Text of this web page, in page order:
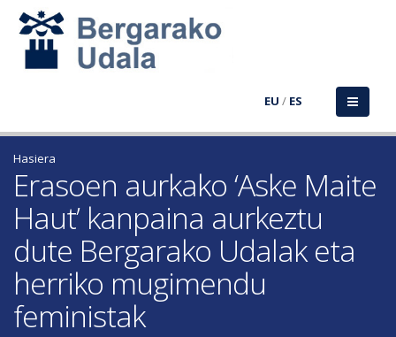
EU / ES
Hasiera
Erasoen aurkako ‘Aske Maite
Haut’ kanpaina aurkeztu
dute Bergarako Udalak eta
herriko mugimendu
feministak